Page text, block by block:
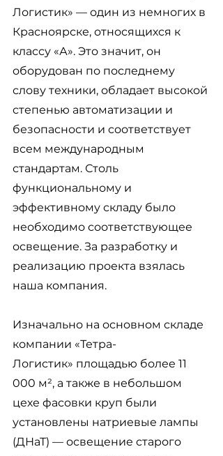
Логистик» — один из немногих в
Красноярске, относящихся к
классу «А». Это значит, он
оборудован по последнему
слову техники, обладает высокой
степенью автоматизации и
безопасности и соответствует
всем международным
стандартам. Столь
функциональному и
эффективному складу было
необходимо соответствующее
освещение. За разработку и
реализацию проекта взялась
наша компания.
Изначально на основном складе
компании «Тетра-
Логистик» площадью более 11
000 м², а также в небольшом
цехе фасовки круп были
установлены натриевые лампы
(ДНаТ) — освещение старого